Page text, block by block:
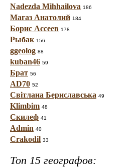
Nadezda Mihhailova 186
Магаз Анатолий 184
Борис Ассеев 178
Рыбак 156
ggeolog 88
kuban46 59
Брат 56
AD70 52
Світлана Бериславська 49
Klimbim 48
Скилеф 41
Admin 40
Crakodil 33
Топ 15 географов: